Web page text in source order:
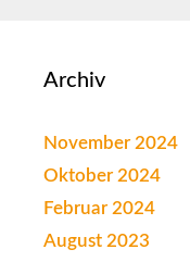
Archiv
November 2024
Oktober 2024
Februar 2024
August 2023